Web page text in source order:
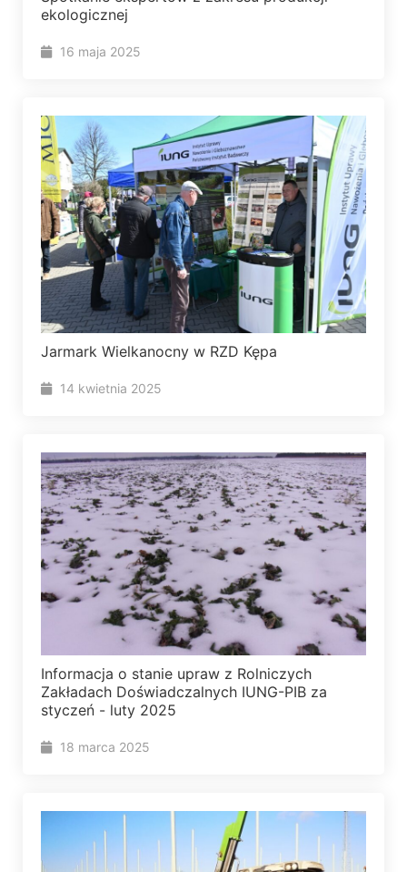
ekologicznej
16 maja 2025
Jarmark Wielkanocny w RZD Kępa
14 kwietnia 2025
Informacja o stanie upraw z Rolniczych
Zakładach Doświadczalnych IUNG-PIB za
styczeń - luty 2025
18 marca 2025